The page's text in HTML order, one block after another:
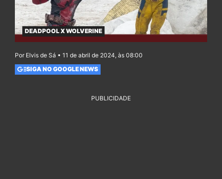
DEADPOOL X WOLVERINE
Por Elvis de Sá • 11 de abril de 2024, às 08:00
SIGA NO GOOGLE NEWS
PUBLICIDADE